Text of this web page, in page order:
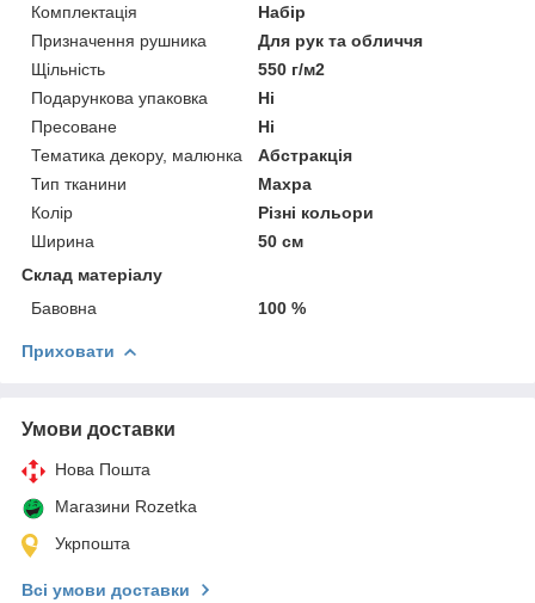
Комплектація
Набір
Призначення рушника
Для рук та обличчя
Щільність
550 г/м2
Подарункова упаковка
Ні
Пресоване
Ні
Тематика декору, малюнка
Абстракція
Тип тканини
Махра
Колір
Різні кольори
Ширина
50 см
Склад матеріалу
Бавовна
100 %
Приховати
Умови доставки
Нова Пошта
Магазини Rozetka
Укрпошта
Всі умови доставки